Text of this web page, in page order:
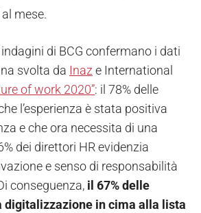
mese.
di BCG confermano i dati
svolta da Inaz e International
of work 2020”: il 78% delle
l’esperienza è stata positiva
e che ora necessita di una
dei direttori HR evidenzia
e senso di responsabilità
conseguenza, il 67% delle
digitalizzazione in cima alla lista